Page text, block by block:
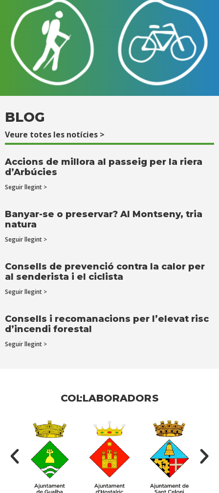
BLOG
Veure totes les notícies >
Accions de millora al passeig per la riera
d’Arbúcies
Seguir llegint >
Banyar-se o preservar? Al Montseny, tria
natura
Seguir llegint >
Consells de prevenció contra la calor per
al senderista i el ciclista
Seguir llegint >
Consells i recomanacions per l’elevat risc
d’incendi forestal
Seguir llegint >
COL·LABORADORS